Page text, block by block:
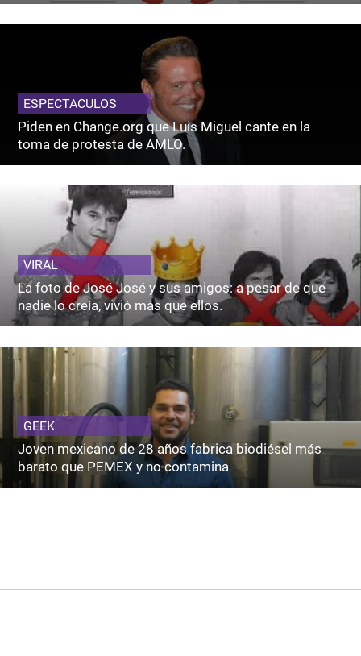
ESPECTACULOS
Piden en Change.org que Luis Miguel cante en la
toma de protesta de AMLO.
VIRAL
La foto de José José y sus amigos: a pesar de que
nadie lo creía, vivió más que ellos.
GEEK
Joven mexicano de 28 años fabrica biodiésel más
barato que PEMEX y no contamina